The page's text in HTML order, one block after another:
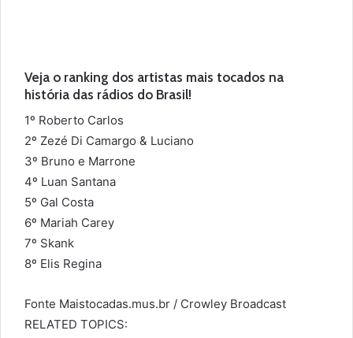
Veja o ranking dos artistas mais tocados na
história das rádios do Brasil!
1º Roberto Carlos
2º Zezé Di Camargo & Luciano
3º Bruno e Marrone
4º Luan Santana
5º Gal Costa
6º Mariah Carey
7º Skank
8º Elis Regina
Fonte Maistocadas.mus.br / Crowley Broadcast
RELATED TOPICS: